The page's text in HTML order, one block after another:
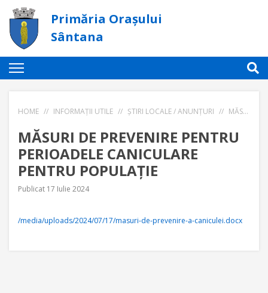
Primăria Orașului
Sântana
HOME // INFORMAȚII UTILE // ȘTIRI LOCALE / ANUNȚURI // MĂSURI DE PREVENIRE PENTRU PERIOADELE CANICULARE PENTRU POPULAŢIE
MĂSURI DE PREVENIRE PENTRU
PERIOADELE CANICULARE
PENTRU POPULAŢIE
Publicat 17 Iulie 2024
/media/uploads/2024/07/17/masuri-de-prevenire-a-caniculei.docx